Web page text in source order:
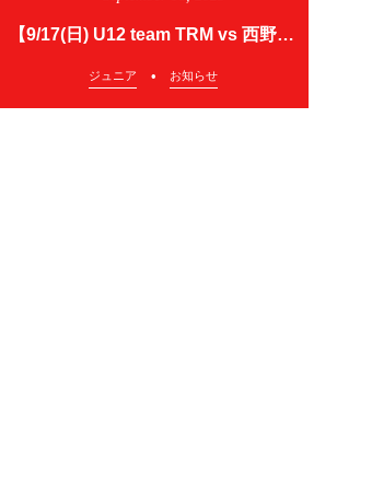
【9/17(日) U12 team TRM vs 西野第二】
ジュニア お知らせ